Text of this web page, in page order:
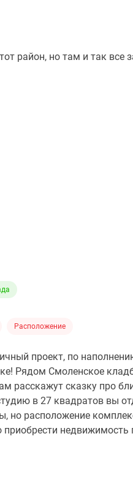
район, но там и так все
Расположение
проект, по
Рядом Смоленское
расскажут сказку про
в 27 квадратов вы
но расположение
недвижимость